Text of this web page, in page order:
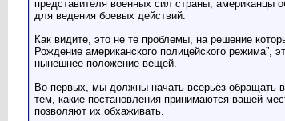
представителя военных сил страны, американцы
для ведения боевых действий.
Как видите, это не те проблемы, на решение
Рождение американского полицейского
нынешнее положение вещей.
Во-первых, мы должны начать всерьёз обращать
тем, какие постановления принимаются вашей
позволяют их обхаживать.